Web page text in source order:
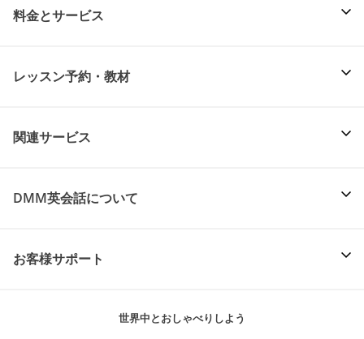
料金とサービス
レッスン予約・教材
関連サービス
DMM英会話について
お客様サポート
世界中とおしゃべりしよう